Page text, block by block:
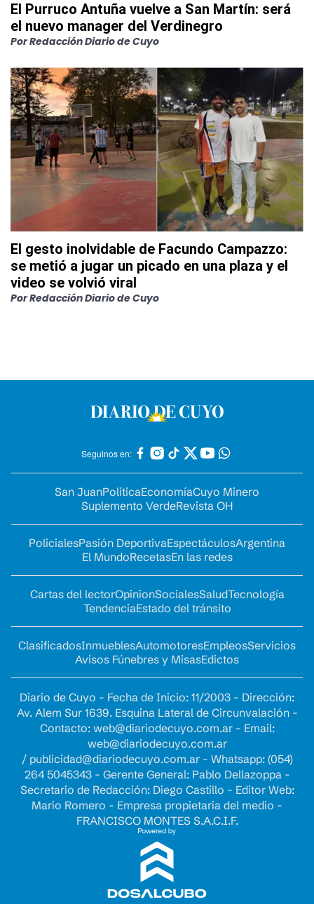
El Purruco Antuña vuelve a San Martín: será
el nuevo manager del Verdinegro
PorRedacción Diario de Cuyo
El gesto inolvidable de Facundo Campazzo:
se metió a jugar un picado en una plaza y el
video se volvió viral
PorRedacción Diario de Cuyo
Seguinos en:
San JuanPolíticaEconomíaCuyo Minero
Suplemento VerdeRevista OH
PolicialesPasión DeportivaEspectáculosArgentina
El MundoRecetasEn las redes
Cartas del lectorOpinionSocialesSaludTecnología
TendenciaEstado del tránsito
ClasificadosInmueblesAutomotoresEmpleosServicios
Avisos Fúnebres y MisasEdictos
Diario de Cuyo - Fecha de Inicio: 11/2003 - Dirección:
Av. Alem Sur 1639. Esquina Lateral de Circunvalación -
Contacto: web@diariodecuyo.com.ar- Email:
web@diariodecuyo.com.ar
/ publicidad@diariodecuyo.com.ar- Whatsapp: (054)
264 5045343 - Gerente General: Pablo Dellazoppa -
Secretario de Redacción: Diego Castillo - Editor Web:
Mario Romero - Empresa propietaria del medio -
FRANCISCO MONTES S.A.C.I.F.